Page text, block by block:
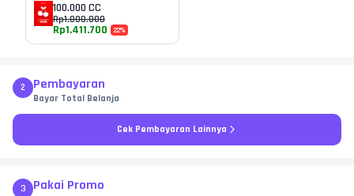
100.000 CC
Rp1.800.000
Rp1.411.700 22%
2 Pembayaran
Bayar Total Belanja
Cek Pembayaran Lainnya
3 Pakai Promo